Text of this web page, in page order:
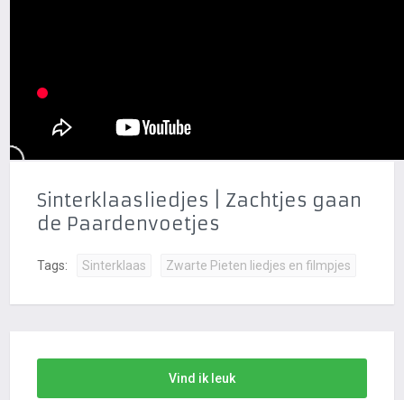
Sinterklaasliedjes | Zachtjes gaan
de Paardenvoetjes
Tags: Sinterklaas Zwarte Pieten liedjes en filmpjes
Vind ik leuk